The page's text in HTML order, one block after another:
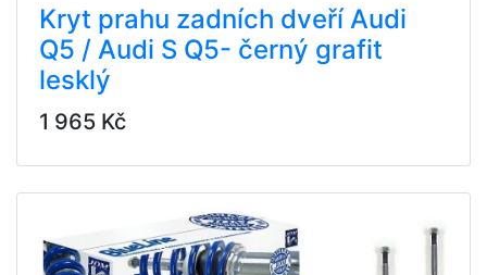
Kryt prahu zadních dveří Audi
Q5 / Audi S Q5- černý grafit
lesklý
1 965 Kč